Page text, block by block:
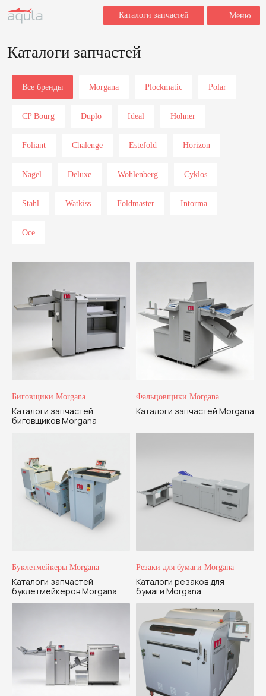
Каталоги запчастей Меню
Отправляя свои данные вы даете на согласие на
Политику обработки персональных данных
запчастей.
Для быстрой обработки запроса укажите,
вашего оборудования, название и номер
детали (если знаете), после этого мы
время.
Все бренды Morgana Plockmatic Polar
CP Bourg Duplo Ideal Hohner
Foliant Chalenge Estefold Horizon
Nagel Deluxe Wohlenberg Cyklos
Stahl Watkiss Foldmaster Intorma
Oce
Биговщики Morgana
Каталоги запчастей
биговщиков Morgana
Фальцовщики Morgana
Каталоги запчастей Morgana
Буклетмейкеры Morgana
Каталоги запчастей
буклетмейкеров Morgana
Резаки для бумаги Morgana
Каталоги резаков для
бумаги Morgana